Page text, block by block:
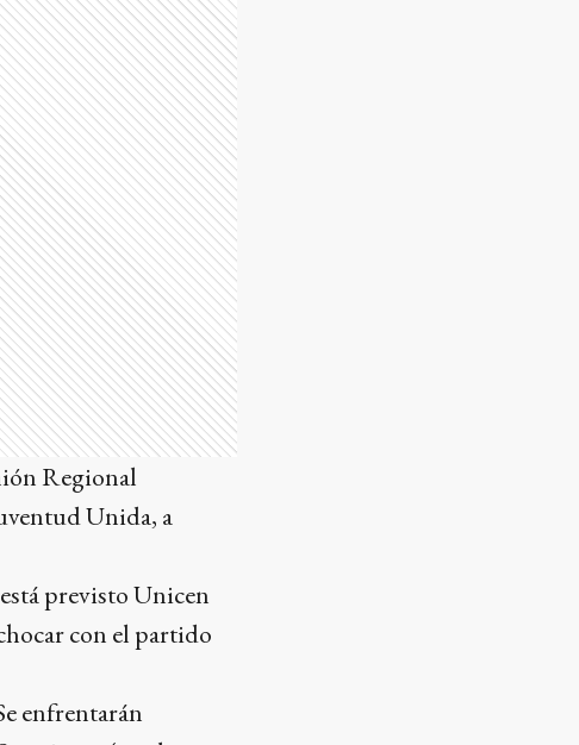
Regional
Unida, a
previsto Unicen
con el partido
enfrentarán